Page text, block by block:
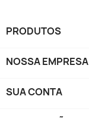
PRODUTOS
NOSSA EMPRESA
SUA CONTA